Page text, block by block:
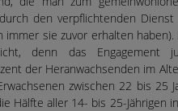
den verpflichtenden
immer sie zuvor erhalten
denn das Engagement
der Heranwachsenden im
zwischen 22 bis 25
Hälfte aller 14- bis 25-Jährigen